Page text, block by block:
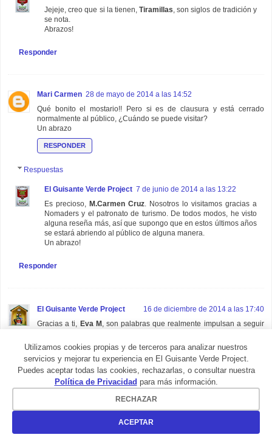
Jejeje, creo que si la tienen,Tiramillas , son siglos de tradición y
se nota.
Abrazos!
Responder
Mari Carmen 28 de mayo de 2014 a las 14:52
Qué bonito el mostario!! Pero si es de clausura y está cerrado
normalmente al público, ¿Cuándo se puede visitar?
Un abrazo
RESPONDER
Respuestas
El Guisante Verde Project 7 de junio de 2014 a las 13:22
Es precioso, M.Carmen Cruz. Nosotros lo visitamos gracias a
Nomaders y el patronato de turismo. De todos modos, he visto
alguna reseña más, así que supongo que en estos últimos años
se estará abriendo al público de alguna manera.
Un abrazo!
Responder
El Guisante Verde Project
16 de diciembre de 2014 a las 17:40
Gracias a ti, Eva M , son palabras que realmente impulsan a seguir
rincones e historias por descubrir. Saludos!
RESPONDER
Utilizamos cookies propias y de terceros para analizar nuestros
servicios y mejorar tu experiencia en El Guisante Verde Project.
Puedes aceptar todas las cookies, rechazarlas, o consultar nuestra
Política de Privacidad para más información.
RECHAZAR
ACEPTAR